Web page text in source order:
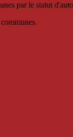
par le statut